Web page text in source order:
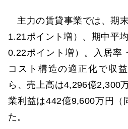
主力の賃貸事業では、期
1.21ポイント増）、期中平
0.22ポイント増）。入居率
コスト構造の適正化で収
ら、売上高は4,296億2,300
業利益は442億9,600万円（
た。